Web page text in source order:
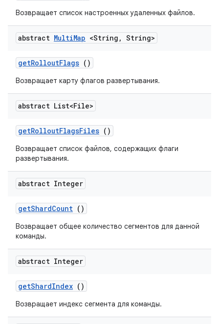
Возвращает список настроенных удаленных файлов.
abstract MultiMap <String , String>
getRolloutFlags ()
Возвращает карту флагов развертывания.
abstract List<File>
getRolloutFlagsFiles ()
Возвращает список файлов, содержащих флаги
развертывания.
abstract Integer
getShardCount ()
Возвращает общее количество сегментов для данной
команды.
abstract Integer
getShardIndex ()
Возвращает индекс сегмента для команды.